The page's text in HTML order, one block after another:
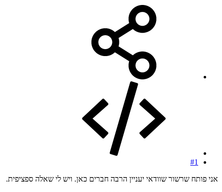
#1
אני פותח שרשור שוודאי יעניין הרבה חברים כאן. ויש לי שאלה ספציפית.